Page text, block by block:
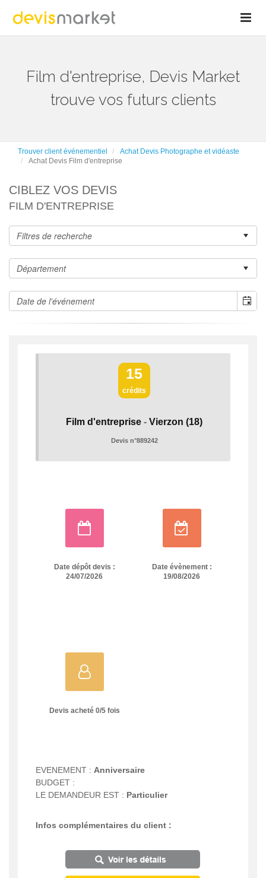
Film d'entreprise, Devis Market
trouve vos futurs clients
Trouver client événementiel
Achat Devis Photographe et vidéaste
Achat Devis Film d'entreprise
CIBLEZ VOS DEVIS
FILM D'ENTREPRISE
15
crédits
Film d'entreprise - Vierzon (18)
Devis n°889242
Date dépôt devis :
24/07/2026
Date évènement :
19/08/2026
Devis acheté 0/5fois
EVENEMENT : Anniversaire
BUDGET :
LE DEMANDEUR EST : Particulier
Infos complémentaires du client :